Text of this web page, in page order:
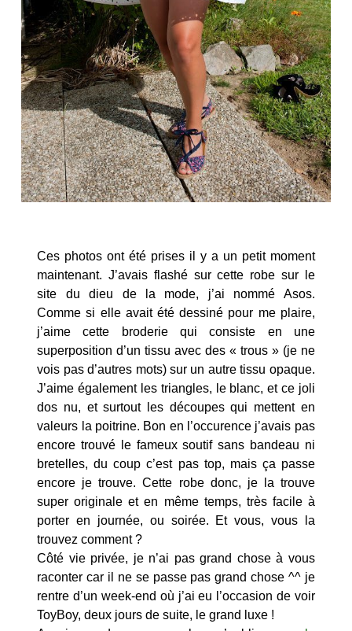
Ces photos ont été prises il y a un petit moment
maintenant. J’avais flashé sur cette robe sur le
site du dieu de la mode, j’ai nommé Asos.
Comme si elle avait été dessiné pour me plaire,
j’aime cette broderie qui consiste en une
superposition d’un tissu avec des « trous » (je ne
vois pas d’autres mots) sur un autre tissu opaque.
J’aime également les triangles, le blanc, et ce joli
dos nu, et surtout les découpes qui mettent en
valeurs la poitrine. Bon en l’occurence j’avais pas
encore trouvé le fameux soutif sans bandeau ni
bretelles, du coup c’est pas top, mais ça passe
encore je trouve. Cette robe donc, je la trouve
super originale et en même temps, très facile à
porter en journée, ou soirée. Et vous, vous la
trouvez comment ?
Côté vie privée, je n’ai pas grand chose à vous
raconter car il ne se passe pas grand chose ^^ je
rentre d’un week-end où j’ai eu l’occasion de voir
ToyBoy, deux jours de suite, le grand luxe !